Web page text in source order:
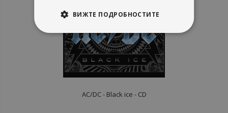
AC/DC - Black ice - CD
ВИЖТЕ ПОДРОБНОСТИТЕ